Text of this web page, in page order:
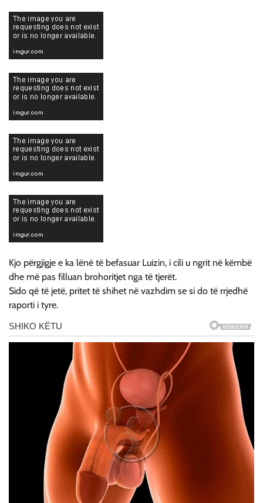
Kjo përgjigje e ka lënë të befasuar Luizin, i cili u ngrit në këmbë
dhe më pas filluan brohoritjet nga të tjerët.
Sido që të jetë, pritet të shihet në vazhdim se si do të rrjedhë
raporti i tyre.